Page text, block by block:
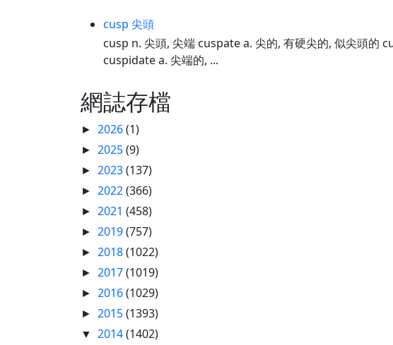
cusp 尖頭
cusp n. 尖頭, 尖端 cuspate a. 尖的, 有硬尖的, 似尖頭的
cuspidate a. 尖端的, ...
網誌存檔
► 2026(1)
► 2025(9)
► 2023(137)
► 2022(366)
► 2021 (458)
► 2019(757)
► 2018(1022)
► 2017(1019)
► 2016(1029)
► 2015(1393)
▼ 2014(1402)